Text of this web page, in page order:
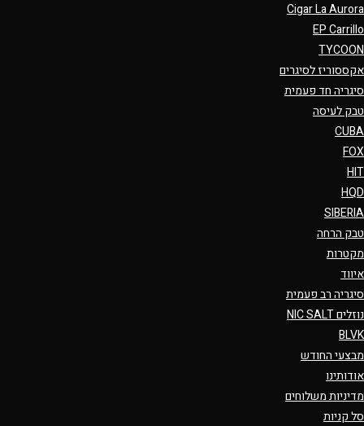
Cigar La Aurora
EP Carrillo
TYCOON
אקססוריז לסיגרים
סיגריה חד פעמית
טבק לעיסה
CUBA
FOX
HIT
HQD
SIBERIA
טבק הרחה
מקטרות
איווד
סיגריה רב פעמית
נוזלים NIC SALT
BLVK
מבצעי החודש
אודותינו
מדיניות משלוחים
סל קניות